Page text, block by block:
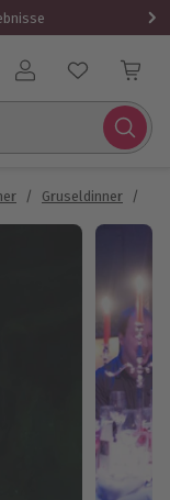
Benutzerkonto
/ Gruseldinner /